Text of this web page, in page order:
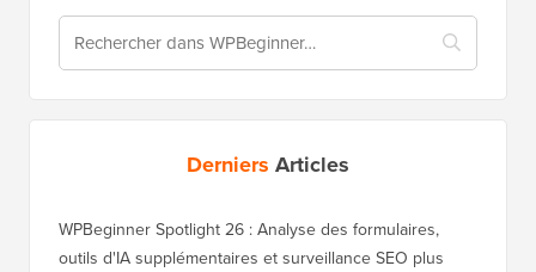
Derniers Articles
WPBeginner Spotlight 26 : Analyse des formulaires,
outils d'IA supplémentaires et surveillance SEO plus